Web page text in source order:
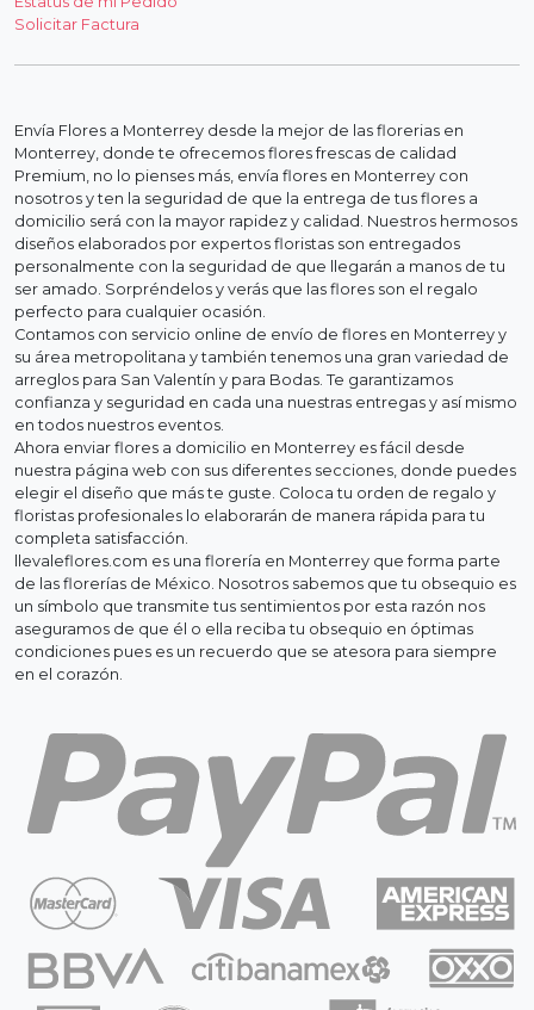
Solicitar Factura
Envía Flores a Monterrey desde la mejor de las florerias en
Monterrey, donde te ofrecemos flores frescas de calidad
Premium, no lo pienses más, envía flores en Monterrey con
nosotros y ten la seguridad de que la entrega de tus flores a
domicilio será con la mayor rapidez y calidad. Nuestros hermosos
diseños elaborados por expertos floristas son entregados
personalmente con la seguridad de que llegarán a manos de tu
ser amado. Sorpréndelos y verás que las flores son el regalo
perfecto para cualquier ocasión.
Contamos con servicio online de envío de flores en Monterrey y
su área metropolitana y también tenemos una gran variedad de
arreglos para San Valentín y para Bodas. Te garantizamos
confianza y seguridad en cada una nuestras entregas y así mismo
en todos nuestros eventos.
Ahora enviar flores a domicilio en Monterrey es fácil desde
nuestra página web con sus diferentes secciones, donde puedes
elegir el diseño que más te guste. Coloca tu orden de regalo y
floristas profesionales lo elaborarán de manera rápida para tu
completa satisfacción.
llevaleflores.com es una florería en Monterrey que forma parte
de las florerías de México. Nosotros sabemos que tu obsequio es
un símbolo que transmite tus sentimientos por esta razón nos
aseguramos de que él o ella reciba tu obsequio en óptimas
condiciones pues es un recuerdo que se atesora para siempre
en el corazón.